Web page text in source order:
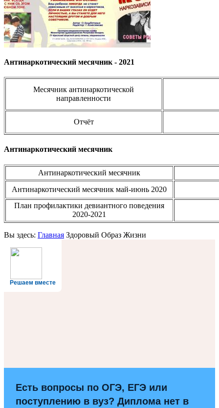
Антинаркотический месячник - 2021
Месячник антинаркотической
направленности
Отчёт
Антинаркотический месячник
Антинаркотический месячник
Антинаркотический месячник май-июнь 2020
План профилактики девиантного поведения
2020-2021
Вы здесь: Главная Здоровый Образ Жизни
Решаем вместе
Есть вопросы по ОГЭ, ЕГЭ или
поступлению в вуз? Диплома нет в